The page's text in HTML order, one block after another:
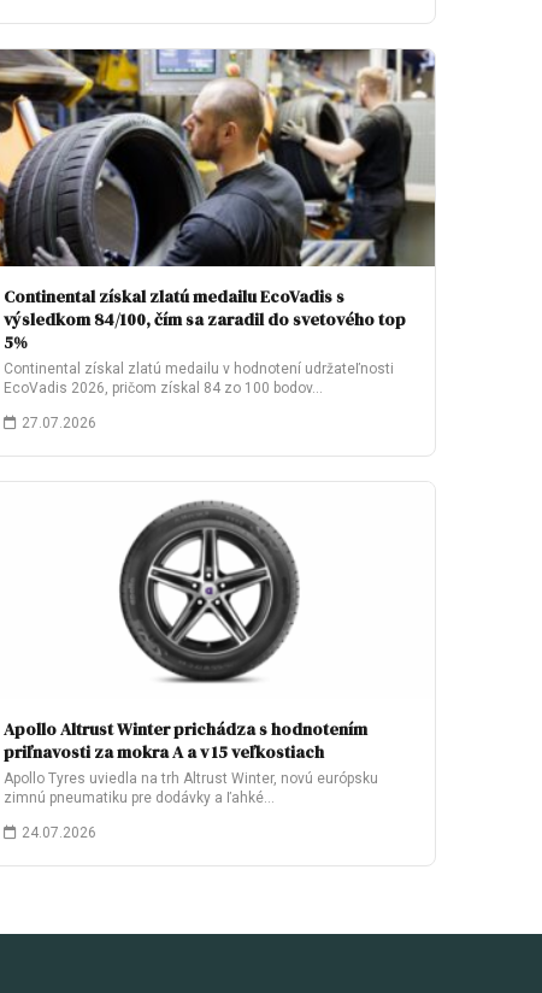
Continental získal zlatú medailu EcoVadis s
výsledkom 84/100, čím sa zaradil do svetového top
5%
Continental získal zlatú medailu v hodnotení udržateľnosti
EcoVadis 2026, pričom získal 84 zo 100 bodov…
27.07.2026
Apollo Altrust Winter prichádza s hodnotením
priľnavosti za mokra A a v 15 veľkostiach
Apollo Tyres uviedla na trh Altrust Winter, novú európsku
zimnú pneumatiku pre dodávky a ľahké…
24.07.2026